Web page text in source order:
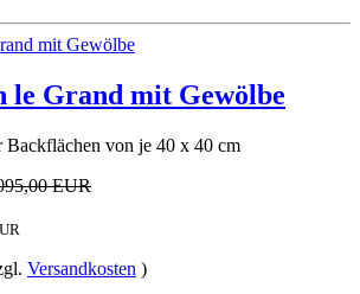
le Grand mit Gewölbe
von je 40 x 40 cm
EUR
Versandkosten )